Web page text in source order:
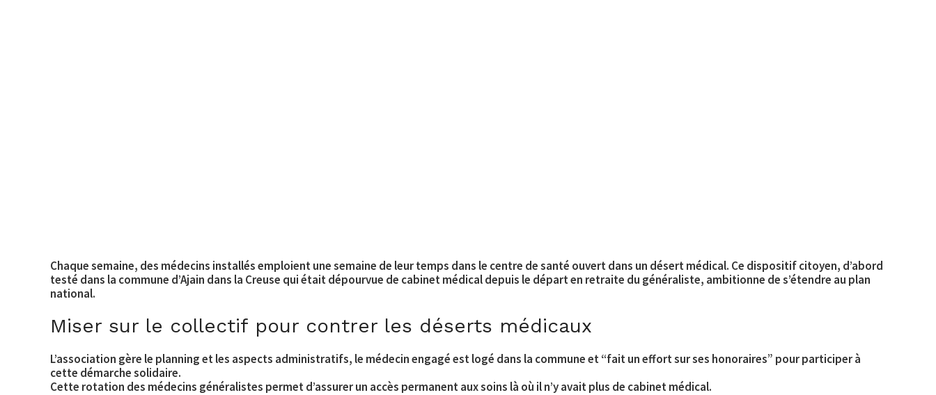
Chaque semaine, des médecins installés emploient une semaine de leur temps dans le centre de santé ouvert dans un désert médical. Ce dispositif citoyen, d’abord
testé dans la commune d’Ajain dans la Creuse qui était dépourvue de cabinet médical depuis le départ en retraite du généraliste, ambitionne de s’étendre au plan
national.
Miser sur le collectif pour contrer les déserts médicaux
L’association gère le planning et les aspects administratifs, le médecin engagé est logé dans la commune et “fait un effort sur ses honoraires” pour participer à
cette démarche solidaire.
Cette rotation des médecins généralistes permet d’assurer un accès permanent aux soins là où il n’y avait plus de cabinet médical.